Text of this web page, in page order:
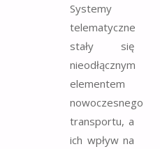
Systemy
telematyczne
stały się
nieodłącznym
elementem
nowoczesnego
transportu, a
ich wpływ na